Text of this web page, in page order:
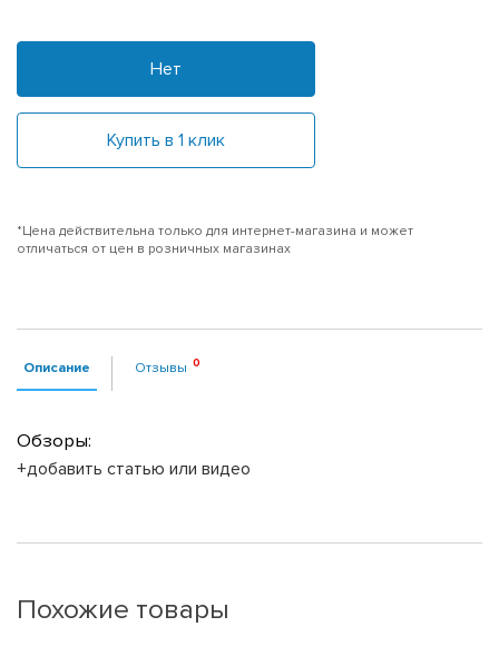
Нет
Купить в 1 клик
*Цена действительна только для интернет-магазина и может
отличаться от цен в розничных магазинах
Описание Отзывы
Обзоры:
+добавить статью или видео
Похожие товары